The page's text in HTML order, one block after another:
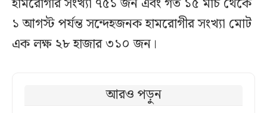
১ আগস্ট পর্যন্ত সন্দেহজনক হামরোগীর সংখ্যা মোট
এক লক্ষ ২৮ হাজার ৩১০ জন।
আরও পড়ুন